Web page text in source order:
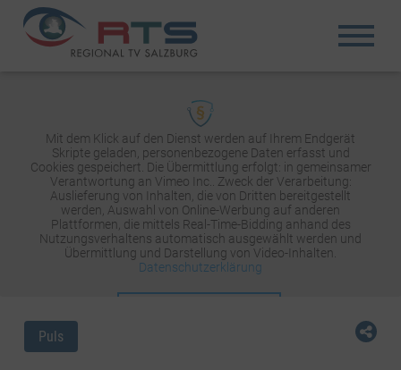
Mit dem Klick auf den Dienst werden auf Ihrem Endgerät
Skripte geladen, personenbezogene Daten erfasst und
Cookies gespeichert. Die Übermittlung erfolgt: in gemeinsamer
Verantwortung an Vimeo Inc.. Zweck der Verarbeitung:
Auslieferung von Inhalten, die von Dritten bereitgestellt
werden, Auswahl von Online-Werbung auf anderen
Plattformen, die mittels Real-Time-Bidding anhand des
Nutzungsverhaltens automatisch ausgewählt werden und
Übermittlung und Darstellung von Video-Inhalten.
Datenschutzerklärung
Puls